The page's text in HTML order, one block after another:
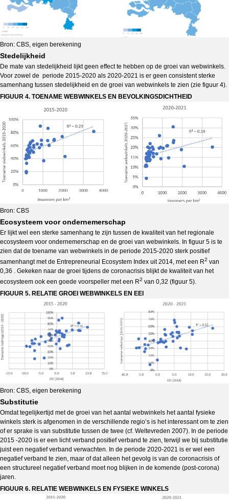
Bron: CBS, eigen berekening
Stedelijkheid
De mate van stedelijkheid lijkt geen effect te hebben op de groei van webwinkels.
Voor zowel de periode 2015-2020 als 2020-2021 is er geen consistent sterke
samenhang tussen stedelijkheid en de groei van webwinkels te zien (zie figuur 4).
FIGUUR 4. TOENAME WEBWINKELS EN BEVOLKINGSDICHTHEID
Bron: CBS
Ecosysteem voor ondernemerschap
Er lijkt wel een sterke samenhang te zijn tussen de kwaliteit van het regionale
ecosysteem voor ondernemerschap en de groei van webwinkels. In figuur 5 is te
zien dat de toename van webwinkels in de periode 2015-2020 sterk positief
samenhangt met de Entrepreneurial Ecosystem Index uit 2014, met een R2 van
0,36 . Gekeken naar de groei tijdens de coronacrisis blijkt de kwaliteit van het
ecosysteem ook een goede voorspeller met een R2 van 0,32 (figuur 5).
FIGUUR 5. RELATIE GROEI WEBWINKELS EN EEI
Bron: CBS, eigen berekening
Substitutie
Omdat tegelijkertijd met de groei van het aantal webwinkels het aantal fysieke
winkels sterk is afgenomen in de verschillende regio’s is het interessant om te zien
of er sprake is van substitutie tussen de twee (cf. Weltevreden 2007). In de periode
2015 -2020 is er een licht verband positief verband te zien, terwijl we bij substitutie
juist een negatief verband verwachten. In de periode 2020-2021 is er wel een
negatief verband te zien, maar of dat alleen het gevolg is van de coronacrisis of
een structureel negatief verband moet nog blijken in de komende (post-corona)
jaren.
FIGUUR 6. RELATIE WEBWINKELS EN FYSIEKE WINKELS